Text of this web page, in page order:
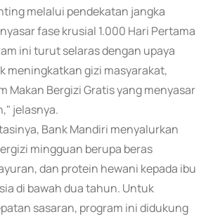
melalui pendekatan jangka
fase krusial 1.000 Hari Pertama
ini turut selaras dengan upaya
meningkatkan gizi masyarakat,
Makan Bergizi Gratis yang menyasar
jelasnya.
Bank Mandiri menyalurkan
mingguan berupa beras
dan protein hewani kepada ibu
di bawah dua tahun. Untuk
sasaran, program ini didukung